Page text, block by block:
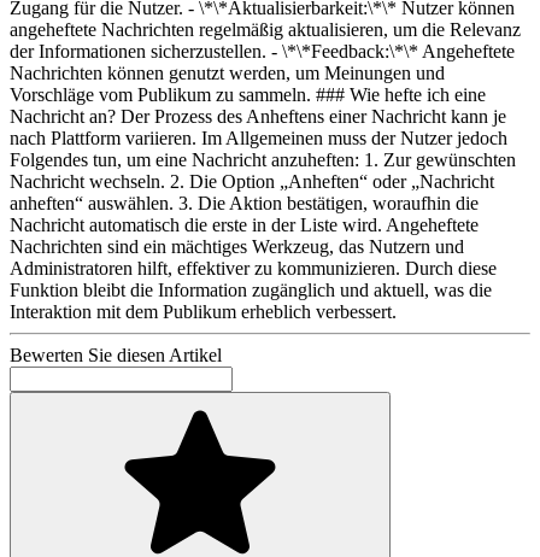
Zugang für die Nutzer. - \*\*Aktualisierbarkeit:\*\* Nutzer können
angeheftete Nachrichten regelmäßig aktualisieren, um die Relevanz
der Informationen sicherzustellen. - \*\*Feedback:\*\* Angeheftete
Nachrichten können genutzt werden, um Meinungen und
Vorschläge vom Publikum zu sammeln. ### Wie hefte ich eine
Nachricht an? Der Prozess des Anheftens einer Nachricht kann je
nach Plattform variieren. Im Allgemeinen muss der Nutzer jedoch
Folgendes tun, um eine Nachricht anzuheften: 1. Zur gewünschten
Nachricht wechseln. 2. Die Option „Anheften“ oder „Nachricht
anheften“ auswählen. 3. Die Aktion bestätigen, woraufhin die
Nachricht automatisch die erste in der Liste wird. Angeheftete
Nachrichten sind ein mächtiges Werkzeug, das Nutzern und
Administratoren hilft, effektiver zu kommunizieren. Durch diese
Funktion bleibt die Information zugänglich und aktuell, was die
Interaktion mit dem Publikum erheblich verbessert.
Bewerten Sie diesen Artikel